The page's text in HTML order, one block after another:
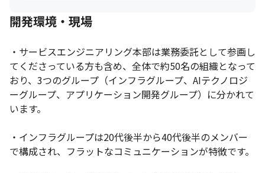
開発環境・現場
・サービスエンジニアリング本部は業務委託として参画し
てくださっている方も含め、全体で約50名の組織となって
おり、3つのグループ（インフラグループ、AIテクノロジ
ーグループ、アプリケーション開発グループ）に分かれて
います。
・インフラグループは20代後半から40代後半のメンバー
で構成され、フラットなコミュニケーションが特徴です。